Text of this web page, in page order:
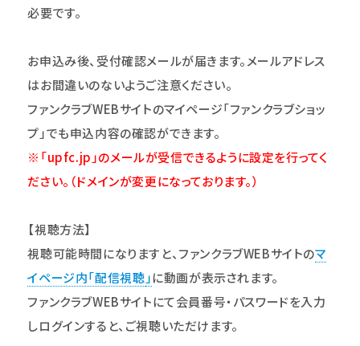
必要です。
お申込み後、受付確認メールが届きます。メールアドレス
はお間違いのないようご注意ください。
ファンクラブWEBサイトのマイページ「ファンクラブショッ
プ」でも申込内容の確認ができます。
※「upfc.jp」のメールが受信できるように設定を行ってく
ださい。 （ドメインが変更になっております。）
【視聴方法】
視聴可能時間になりますと、ファンクラブWEBサイトのマ
イページ内「配信視聴」に動画が表示されます。
ファンクラブWEBサイトにて会員番号・パスワードを入力
しログインすると、ご視聴いただけます。